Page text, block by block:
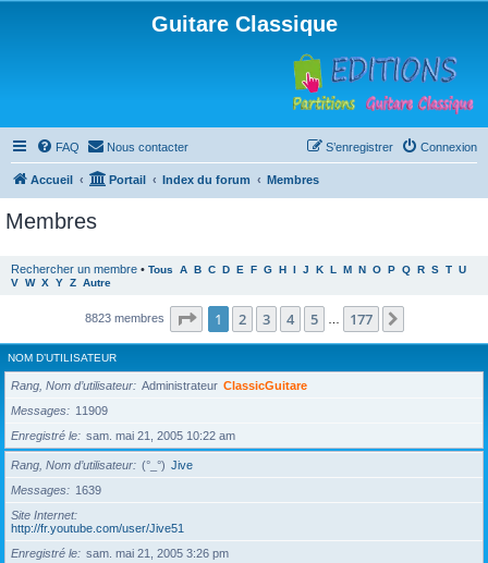
Guitare Classique
FAQ Nous contacter Connexion
S’enregistrer
Accueil Portail Index du forum Membres
Membres
Rechercher un membre • Tous A B C D E F G H I J K L M N O P Q R S T U
V W X Y Z Autre
8823 membres Page 1sur177
1 2 3 4 5 177
NOM D’UTILISATEUR
Rang, Nom d’utilisateur Administrateur ClassicGuitare
Messages
11909
Enregistré le
sam. mai 21, 2005 10:22 am
Rang, Nom d’utilisateur (°_°) Jive
Messages
1639
Site Internet
http://fr.youtube.com/user/Jive51
Enregistré le
sam. mai 21, 2005 3:26 pm